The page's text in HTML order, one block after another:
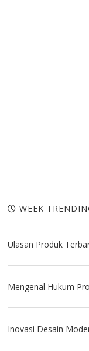
WEEK
Ulasan Produk
Mengenal Hukum
Inovasi Desain